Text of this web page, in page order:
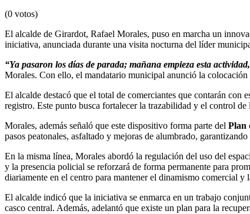
(0 votos)
El alcalde de Girardot, Rafael Morales, puso en marcha un
iniciativa, anunciada durante una visita nocturna del líder
“Ya pasaron los días de parada; mañana empieza esta
Morales. Con ello, el mandatario municipal anunció la
El alcalde destacó que el total de comerciantes que contarán con
registro. Este punto busca fortalecer la trazabilidad y el control de
Morales, además señaló que este dispositivo forma parte del Plan
pasos peatonales, asfaltado y mejoras de alumbrado,
En la misma línea, Morales abordó la regulación del uso del
y la presencia policial se reforzará de forma permanente para
diariamente en el centro para mantener el dinamismo comercial y
El alcalde indicó que la iniciativa se enmarca en un trabajo
casco central. Además, adelantó que existe un plan para la